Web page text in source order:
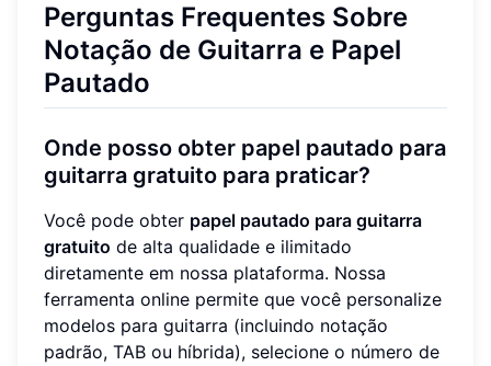
Perguntas Frequentes Sobre
Notação de Guitarra e Papel
Pautado
Onde posso obter papel pautado para
guitarra gratuito para praticar?
Você pode obter papel pautado para guitarra
gratuito de alta qualidade e ilimitado
diretamente em nossa plataforma. Nossa
ferramenta online permite que você personalize
modelos para guitarra (incluindo notação
padrão, TAB ou híbrida), selecione o número de